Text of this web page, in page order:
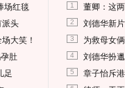
场红毯
派头
大笑！
肚
足
1 董卿：这
2 刘德华新
3 为救母女
4 刘德华扮
5 章子怡斥